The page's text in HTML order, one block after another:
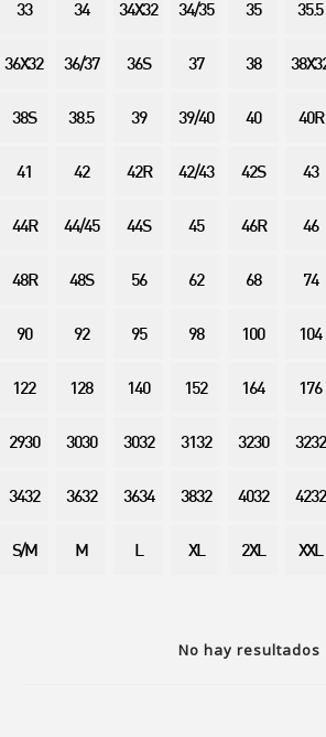
No hay resultados
33 34 34X32 34/35 35 35.5
36X32 36/37 36S 37 38
38S 38.5 39 39/40 40 40R
41 42 42R 42/43 42S 43
44R 44/45 44S 45 46R 46
48R 48S 56 62 68 74
90 92 95 98 100 104
122 128 140 152 164 176
2930 3030 3032 3132 3230 3232
3432 3632 3634 3832 4032 4232
S/M M L XL 2XL XXL